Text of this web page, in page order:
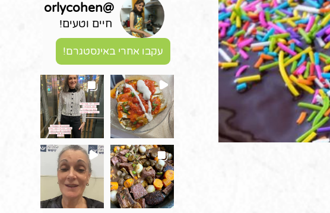
@
orlycohen
חיים וטעים!
עקבו אחרי באינסטגרם!